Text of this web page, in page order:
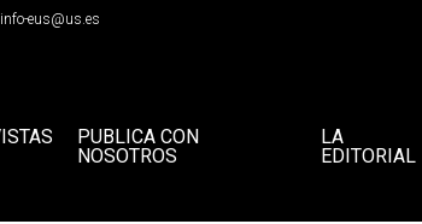
info-eus@us.es
PUBLICA CON
NOSOTROS
LA
EDITORIAL